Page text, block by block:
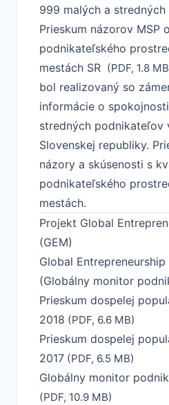
999 malých a stredných
Prieskum názorov MSP
podnikateľského
mestách SR (PDF, 1.8
bol realizovaný so
informácie o
stredných podnikateľov
Slovenskej republiky.
názory a skúsenosti s
podnikateľského
mestách.
Projekt Global
(GEM)
Global
(Globálny monitor
Prieskum dospelej
2018 (PDF, 6.6 MB)
Prieskum dospelej
2017 (PDF, 6.5 MB)
Globálny monitor
(PDF, 10.9 MB)